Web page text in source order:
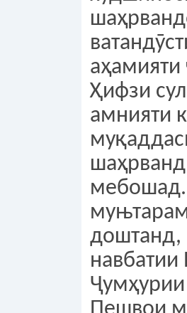
Ҳифзи
амнияти
доштанд,